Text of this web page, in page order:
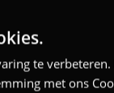
te
met ons